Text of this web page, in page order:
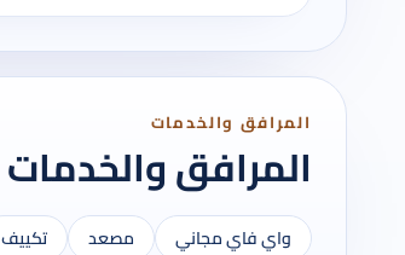
المرافق والخدمات
المرافق والخدمات
واي فاي مجاني مصعد تكييف